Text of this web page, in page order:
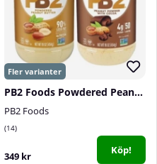
PB2 Foods Powdered Peanut Butter, 454 g
PB2 Foods
14
349 kr Köp!